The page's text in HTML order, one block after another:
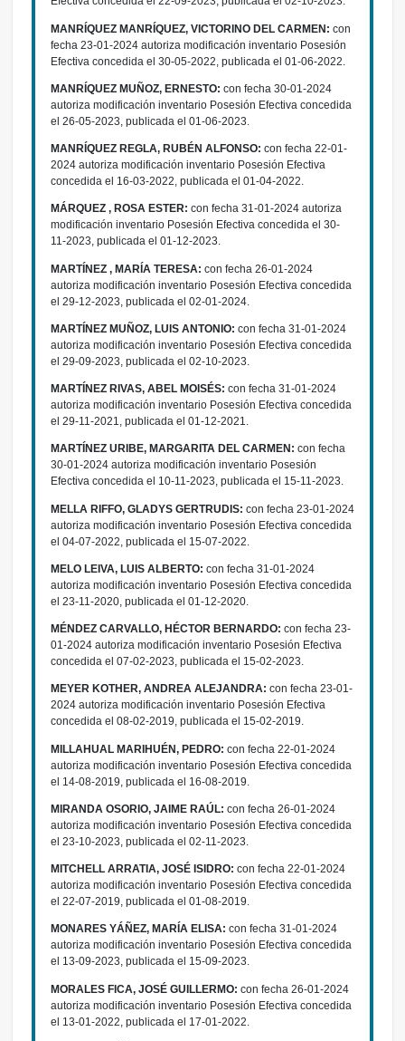
MANRÍQUEZ MANRÍQUEZ, VICTORINO DEL CARMEN: con
fecha 23-01-2024 autoriza modificación inventario Posesión
Efectiva concedida el 30-05-2022, publicada el 01-06-2022.
MANRÍQUEZ MUÑOZ, ERNESTO: con fecha 30-01-2024
autoriza modificación inventario Posesión Efectiva concedida
el 26-05-2023, publicada el 01-06-2023.
MANRÍQUEZ REGLA, RUBÉN ALFONSO: con fecha 22-01-
2024 autoriza modificación inventario Posesión Efectiva
concedida el 16-03-2022, publicada el 01-04-2022.
MÁRQUEZ , ROSA ESTER: con fecha 31-01-2024 autoriza
modificación inventario Posesión Efectiva concedida el 30-
11-2023, publicada el 01-12-2023.
MARTÍNEZ , MARÍA TERESA: con fecha 26-01-2024
autoriza modificación inventario Posesión Efectiva concedida
el 29-12-2023, publicada el 02-01-2024.
MARTÍNEZ MUÑOZ, LUIS ANTONIO: con fecha 31-01-2024
autoriza modificación inventario Posesión Efectiva concedida
el 29-09-2023, publicada el 02-10-2023.
MARTÍNEZ RIVAS, ABEL MOISÉS: con fecha 31-01-2024
autoriza modificación inventario Posesión Efectiva concedida
el 29-11-2021, publicada el 01-12-2021.
MARTÍNEZ URIBE, MARGARITA DEL CARMEN: con fecha
30-01-2024 autoriza modificación inventario Posesión
Efectiva concedida el 10-11-2023, publicada el 15-11-2023.
MELLA RIFFO, GLADYS GERTRUDIS: con fecha 23-01-2024
autoriza modificación inventario Posesión Efectiva concedida
el 04-07-2022, publicada el 15-07-2022.
MELO LEIVA, LUIS ALBERTO: con fecha 31-01-2024
autoriza modificación inventario Posesión Efectiva concedida
el 23-11-2020, publicada el 01-12-2020.
MÉNDEZ CARVALLO, HÉCTOR BERNARDO: con fecha 23-
01-2024 autoriza modificación inventario Posesión Efectiva
concedida el 07-02-2023, publicada el 15-02-2023.
MEYER KOTHER, ANDREA ALEJANDRA: con fecha 23-01-
2024 autoriza modificación inventario Posesión Efectiva
concedida el 08-02-2019, publicada el 15-02-2019.
MILLAHUAL MARIHUÉN, PEDRO: con fecha 22-01-2024
autoriza modificación inventario Posesión Efectiva concedida
el 14-08-2019, publicada el 16-08-2019.
MIRANDA OSORIO, JAIME RAÚL: con fecha 26-01-2024
autoriza modificación inventario Posesión Efectiva concedida
el 23-10-2023, publicada el 02-11-2023.
MITCHELL ARRATIA, JOSÉ ISIDRO: con fecha 22-01-2024
autoriza modificación inventario Posesión Efectiva concedida
el 22-07-2019, publicada el 01-08-2019.
MONARES YÁÑEZ, MARÍA ELISA: con fecha 31-01-2024
autoriza modificación inventario Posesión Efectiva concedida
el 13-09-2023, publicada el 15-09-2023.
MORALES FICA, JOSÉ GUILLERMO: con fecha 26-01-2024
autoriza modificación inventario Posesión Efectiva concedida
el 13-01-2022, publicada el 17-01-2022.